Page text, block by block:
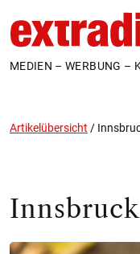
MEDIEN – WERBUNG –
Artikelübersicht /
Innsbruck